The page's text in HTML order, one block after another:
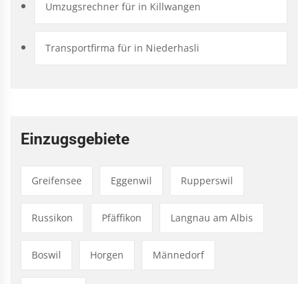
Umzugsrechner für in Killwangen
Transportfirma für in Niederhasli
Einzugsgebiete
Greifensee Eggenwil Rupperswil
Russikon Pfäffikon Langnau am Albis
Boswil Horgen Männedorf